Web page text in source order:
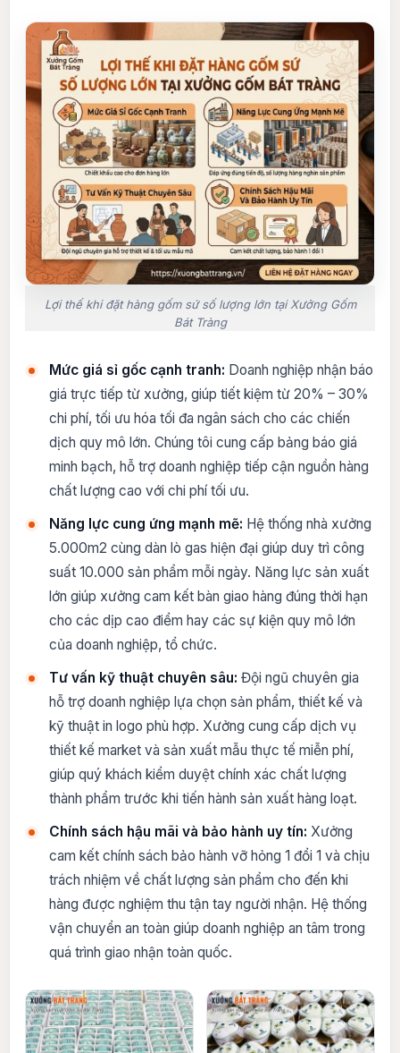
Lợi thế khi đặt hàng gốm sứ số lượng lớn tại Xưởng Gốm
Bát Tràng
Mức giá sỉ gốc cạnh tranh: Doanh nghiệp nhận báo
giá trực tiếp từ xưởng, giúp tiết kiệm từ 20% – 30%
chi phí, tối ưu hóa tối đa ngân sách cho các chiến
dịch quy mô lớn. Chúng tôi cung cấp bảng báo giá
minh bạch, hỗ trợ doanh nghiệp tiếp cận nguồn hàng
chất lượng cao với chi phí tối ưu.
Năng lực cung ứng mạnh mẽ: Hệ thống nhà xưởng
5.000m2 cùng dàn lò gas hiện đại giúp duy trì công
suất 10.000 sản phẩm mỗi ngày. Năng lực sản xuất
lớn giúp xưởng cam kết bàn giao hàng đúng thời hạn
cho các dịp cao điểm hay các sự kiện quy mô lớn
của doanh nghiệp, tổ chức.
Tư vấn kỹ thuật chuyên sâu: Đội ngũ chuyên gia
hỗ trợ doanh nghiệp lựa chọn sản phẩm, thiết kế và
kỹ thuật in logo phù hợp. Xưởng cung cấp dịch vụ
thiết kế market và sản xuất mẫu thực tế miễn phí,
giúp quý khách kiểm duyệt chính xác chất lượng
thành phẩm trước khi tiến hành sản xuất hàng loạt.
Chính sách hậu mãi và bảo hành uy tín: Xưởng
cam kết chính sách bảo hành vỡ hỏng 1 đổi 1 và chịu
trách nhiệm về chất lượng sản phẩm cho đến khi
hàng được nghiệm thu tận tay người nhận. Hệ thống
vận chuyển an toàn giúp doanh nghiệp an tâm trong
quá trình giao nhận toàn quốc.